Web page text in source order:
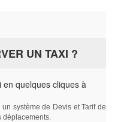
UN TAXI ?
quelques cliques à
système de Devis et Tarif de
déplacements.